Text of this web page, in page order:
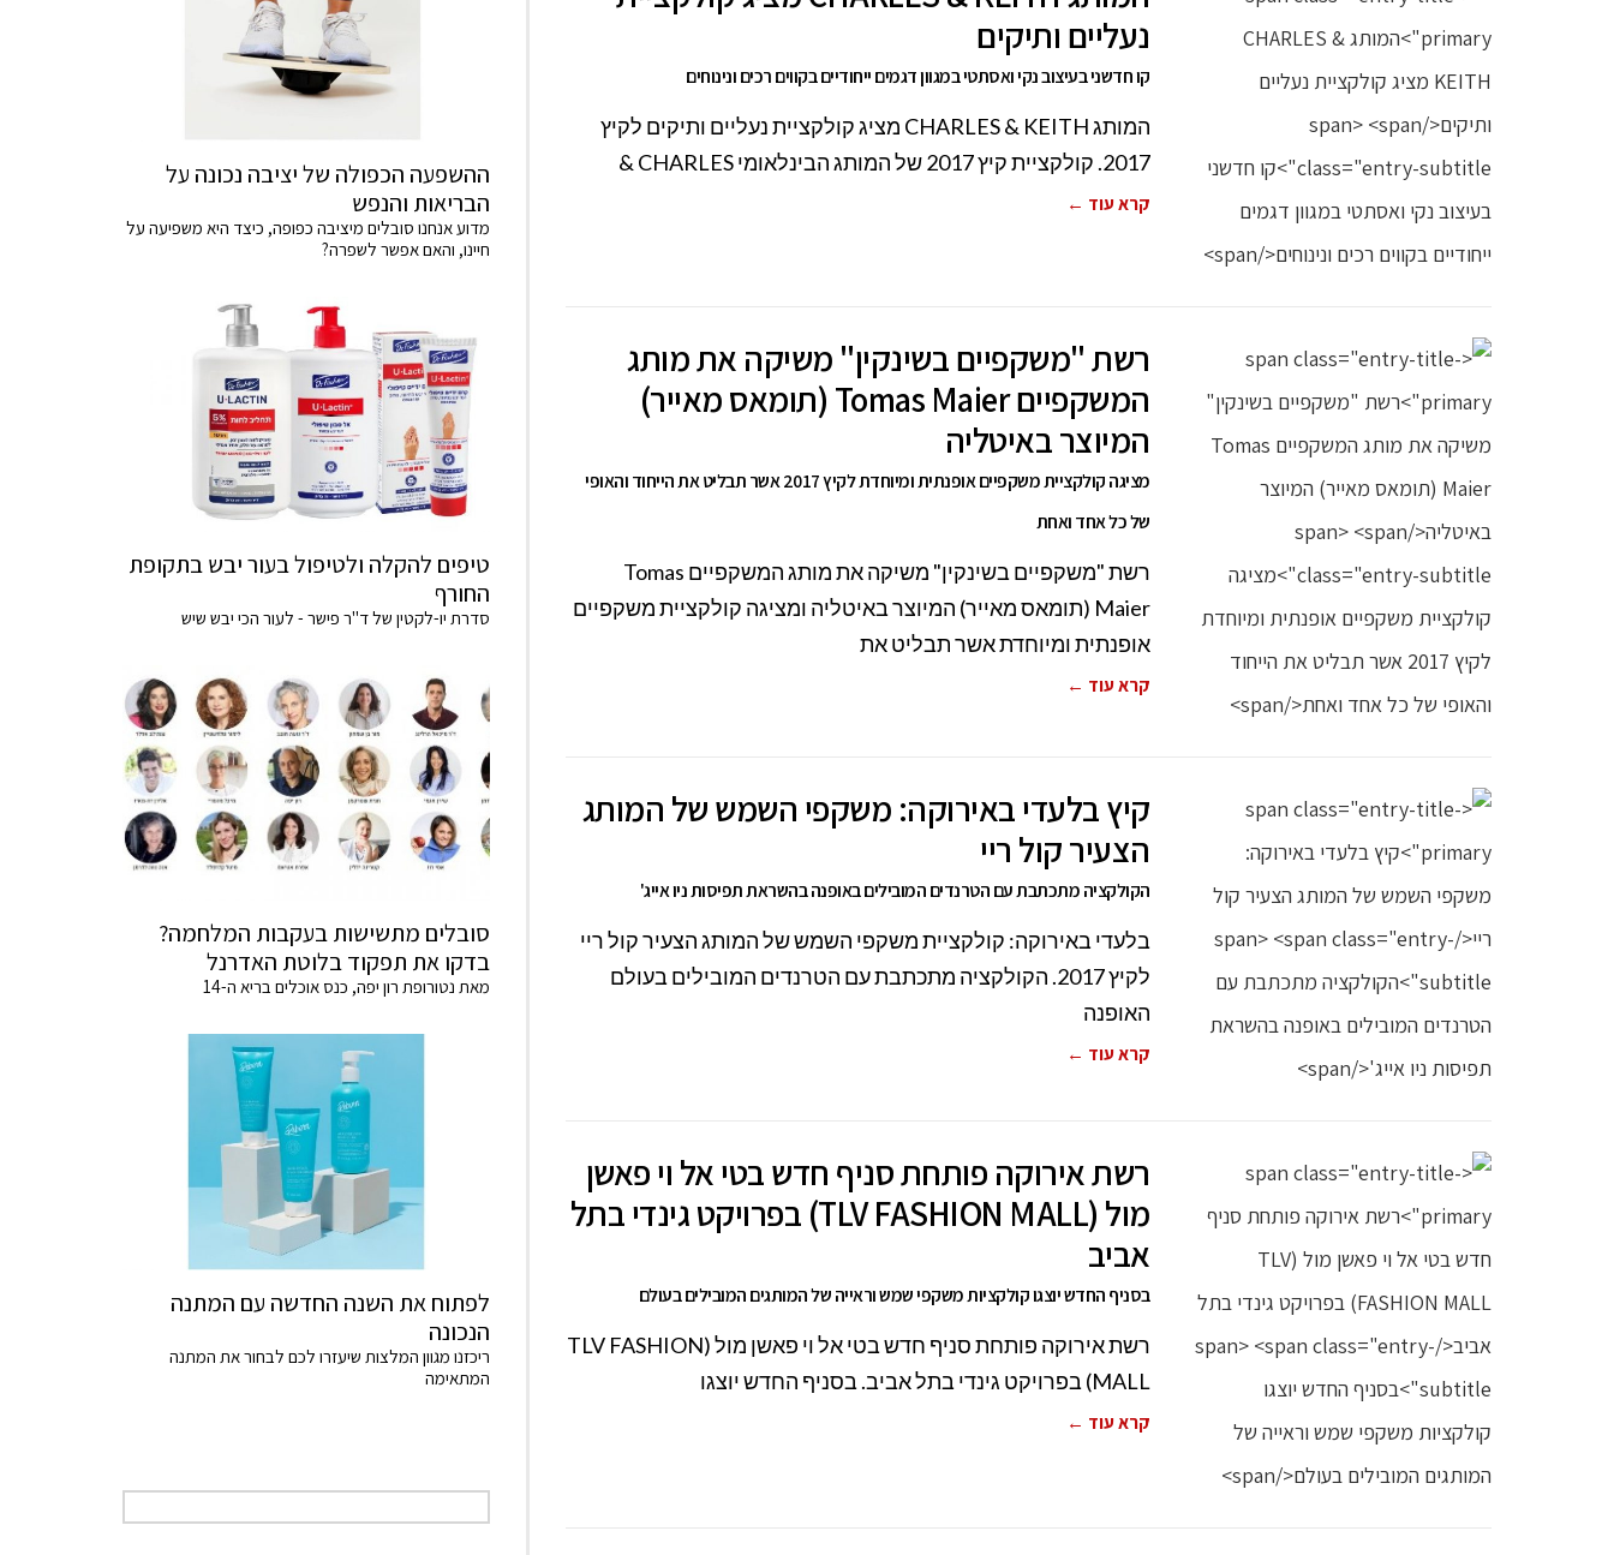
נעליים ותיקים
קו חדשני בעיצוב נקי ואסתטי במגוון דגמים ייחודיים בקווים רכים ונינוחים
המותג CHARLES & KEITH מציג קולקציית נעליים ותיקים לקיץ
2017. קולקציית קיץ 2017 של המותג הבינלאומי CHARLES &
קרא עוד ←
רשת "משקפיים בשינקין" משיקה את מותג
המשקפיים Tomas Maier (תומאס מאייר)
המיוצר באיטליה
מציגה קולקציית משקפיים אופנתית ומיוחדת לקיץ 2017 אשר תבליט את הייחוד והאופי
של כל אחד ואחת
רשת "משקפיים בשינקין" משיקה את מותג המשקפיים Tomas
Maier (תומאס מאייר) המיוצר באיטליה ומציגה קולקציית משקפיים
אופנתית ומיוחדת אשר תבליט את
קרא עוד ←
קיץ בלעדי באירוקה: משקפי השמש של המותג
הצעיר קול ריי
הקולקציה מתכתבת עם הטרנדים המובילים באופנה בהשראת תפיסות ניו אייג'
בלעדי באירוקה: קולקציית משקפי השמש של המותג הצעיר קול ריי
לקיץ 2017. הקולקציה מתכתבת עם הטרנדים המובילים בעולם
האופנה
קרא עוד ←
רשת אירוקה פותחת סניף חדש בטי אל וי פאשן
מול (TLV FASHION MALL) בפרויקט גינדי בתל
אביב
בסניף החדש יוצגו קולקציות משקפי שמש וראייה של המותגים המובילים בעולם
רשת אירוקה פותחת סניף חדש בטי אל וי פאשן מול (TLV FASHION
MALL) בפרויקט גינדי בתל אביב. בסניף החדש יוצגו
קרא עוד ←
ההשפעה הכפולה של יציבה נכונה על
הבריאות והנפש
מדוע אנחנו סובלים מיציבה כפופה, כיצד היא משפיעה על
חיינו, והאם אפשר לשפרה?
טיפים להקלה ולטיפול בעור יבש בתקופת
החורף
סדרת יו-לקטין של ד"ר פישר - לעור הכי יבש שיש
סובלים מתשישות בעקבות המלחמה?
בדקו את תפקוד בלוטת האדרנל
מאת נטורופת רון יפה, כנס אוכלים בריא ה-14
לפתוח את השנה החדשה עם המתנה
הנכונה
ריכזנו מגוון המלצות שיעזרו לכם לבחור את המתנה
המתאימה